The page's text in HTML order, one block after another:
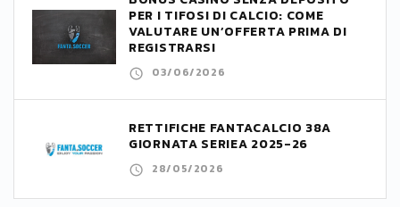
PER I TIFOSI DI CALCIO: COME
VALUTARE UN’OFFERTA PRIMA DI
REGISTRARSI
03/06/2026
RETTIFICHE FANTACALCIO 38A
GIORNATA SERIEA 2025-26
28/05/2026